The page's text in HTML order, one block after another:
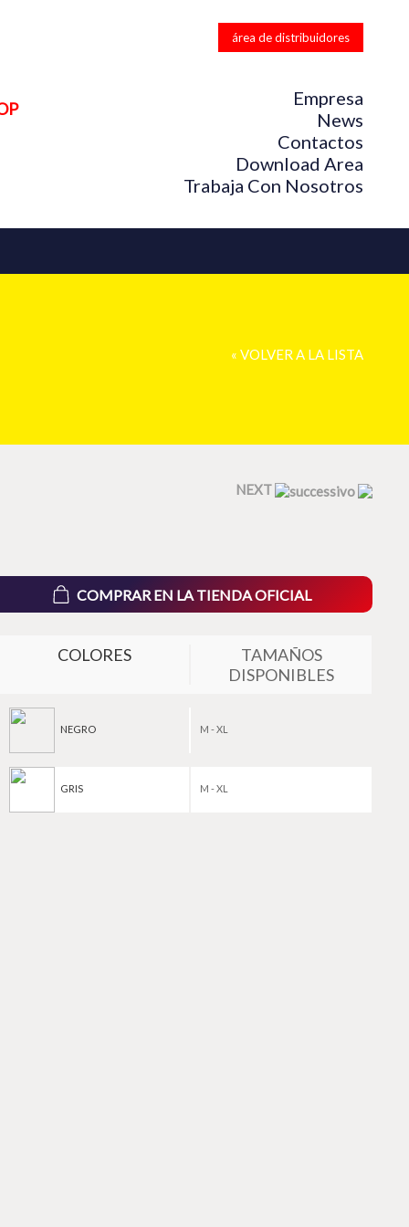
área de distribuidores
Empresa
News
Contactos
Download Area
Trabaja Con Nosotros
« VOLVER A LA LISTA
NEXT
COMPRAR EN LA TIENDA OFICIAL
COLORES
TAMAÑOS
DISPONIBLES
NEGRO M - XL
GRIS M - XL